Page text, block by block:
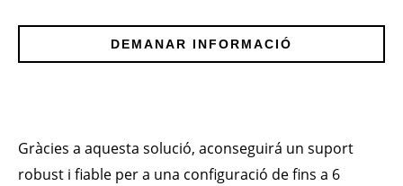
DEMANAR INFORMACIÓ
Gràcies a aquesta solució, aconseguirá un suport
robust i fiable per a una configuració de fins a 6